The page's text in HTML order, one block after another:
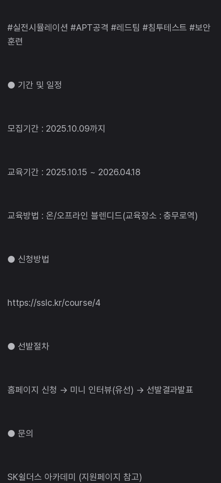
#실전시뮬레이션 #APT공격 #레드팀 #침투테스트 #보안
훈련
● 기간 및 일정
모집기간 : 2025.10.09까지
교육기간 : 2025.10.15 ~ 2026.04.18
교육방법 : 온/오프라인 블렌디드(교육장소 : 충무로역)
● 신청방법
https://sslc.kr/course/4
● 선발절차
홈페이지 신청 → 미니 인터뷰(유선) → 선발결과발표
● 문의
SK쉴더스 아카데미 (지원페이지 참고)